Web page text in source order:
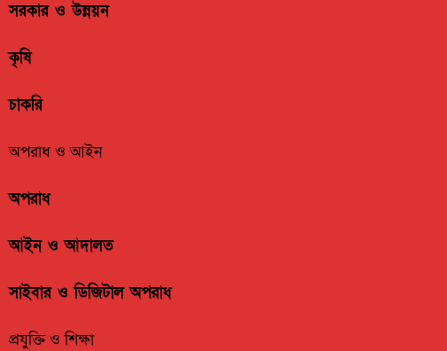
সরকার ও উন্নয়ন
কৃষি
চাকরি
অপরাধ ও আইন
অপরাধ
আইন ও আদালত
সাইবার ও ডিজিটাল অপরাধ
প্রযুক্তি ও শিক্ষা